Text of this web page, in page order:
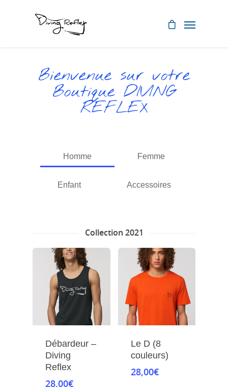
Bienvenue sur votre
Boutique DIVING
REFLEX
Homme Femme
Enfant Accessoires
Collection 2021
Débardeur –
Diving
Reflex
28,00€
Le D (8
couleurs)
28,00€